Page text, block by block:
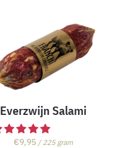
Everzwijn Salami
€9,95 / 225 gram